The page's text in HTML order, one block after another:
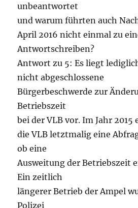
unbeantwortet
und warum führten auch
April 2016 nicht einmal zu
Antwortschreiben?
Antwort zu 5: Es liegt
nicht abgeschlossene
Bürgerbeschwerde zur
Betriebszeit
bei der VLB vor. Im Jahr
die VLB letztmalig eine
ob eine
Ausweitung der Betriebszeit
Ein zeitlich
längerer Betrieb der Ampel
Polizei